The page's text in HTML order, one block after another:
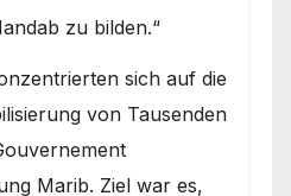
zu bilden.“
sich auf die
von Tausenden
Marib. Ziel war es,